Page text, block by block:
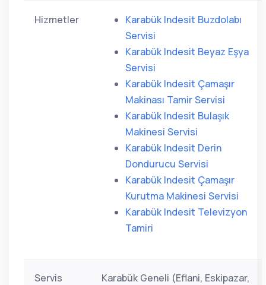
Hizmetler
Karabük Indesit Buzdolabı
Servisi
Karabük Indesit Beyaz Eşya
Servisi
Karabük Indesit Çamaşır
Makinası Tamir Servisi
Karabük Indesit Bulaşık
Makinesi Servisi
Karabük Indesit Derin
Dondurucu Servisi
Karabük Indesit Çamaşır
Kurutma Makinesi Servisi
Karabük Indesit Televizyon
Tamiri
Servis
Karabük Geneli (Eflani, Eskipazar,